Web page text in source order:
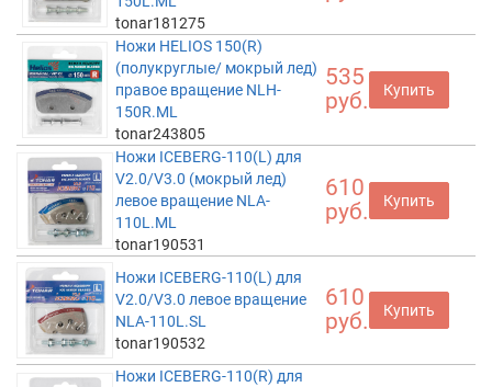
tonar181275
Ножи HELIOS 150(R)
(полукруглые/ мокрый лед)
правое вращение NLH-
150R.ML
tonar243805
535
руб.
Купить
Ножи ICEBERG-110(L) для
V2.0/V3.0 (мокрый лед)
левое вращение NLA-
110L.ML
tonar190531
610
руб.
Купить
Ножи ICEBERG-110(L) для
V2.0/V3.0 левое вращение
NLA-110L.SL
tonar190532
610
руб.
Купить
Ножи ICEBERG-110(R) для